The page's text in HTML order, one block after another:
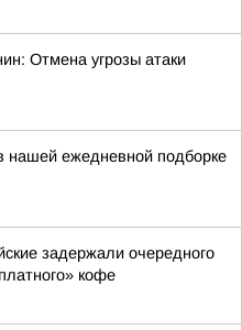
Отмена угрозы атаки
нашей ежедневной подборке
задержали очередного
кофе